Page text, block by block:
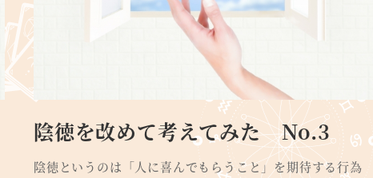
陰徳を改めて考えてみた No.3
陰徳というのは「人に喜んでもらうこと」を期待する行為